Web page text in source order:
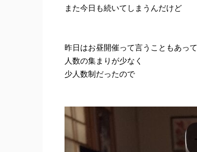
また今日も続いてしまうんだけど
昨日はお昼開催って言うこともあって
人数の集まりが少なく
少人数制だったので